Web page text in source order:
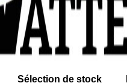
Sélection de stock